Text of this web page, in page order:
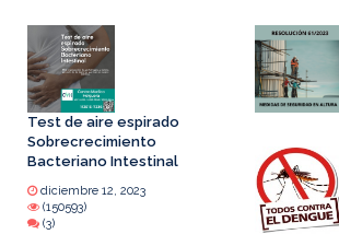
Test de aire espirado
Sobrecrecimiento
Bacteriano Intestinal
diciembre 12, 2023
(150593)
(3)